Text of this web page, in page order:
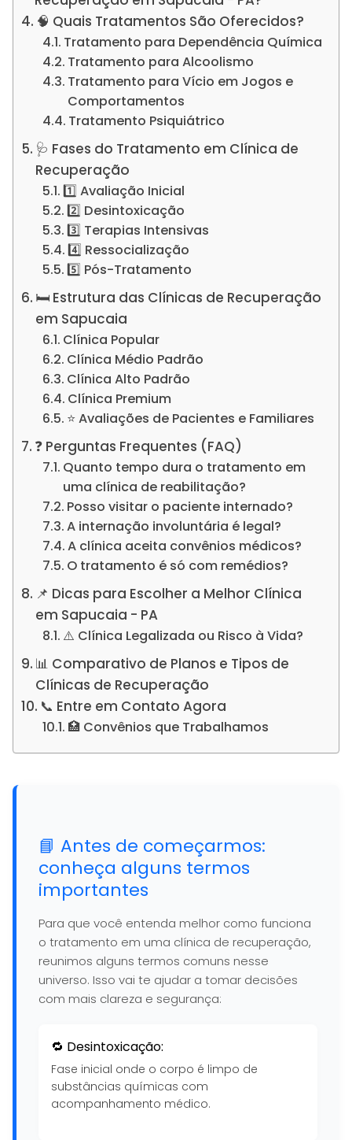
🧠 Quais Tratamentos São Oferecidos?
Tratamento para Dependência Química
Tratamento para Alcoolismo
Tratamento para Vício em Jogos e
Comportamentos
Tratamento Psiquiátrico
🩺 Fases do Tratamento em Clínica de
Recuperação
1️⃣ Avaliação Inicial
2️⃣ Desintoxicação
3️⃣ Terapias Intensivas
4️⃣ Ressocialização
5️⃣ Pós-Tratamento
🛏️ Estrutura das Clínicas de Recuperação
em Sapucaia
Clínica Popular
Clínica Médio Padrão
Clínica Alto Padrão
Clínica Premium
⭐ Avaliações de Pacientes e Familiares
❓ Perguntas Frequentes (FAQ)
Quanto tempo dura o tratamento em
uma clínica de reabilitação?
Posso visitar o paciente internado?
A internação involuntária é legal?
A clínica aceita convênios médicos?
O tratamento é só com remédios?
📌 Dicas para Escolher a Melhor Clínica
em Sapucaia - PA
⚠️ Clínica Legalizada ou Risco à Vida?
📊 Comparativo de Planos e Tipos de
Clínicas de Recuperação
📞 Entre em Contato Agora
🏥 Convênios que Trabalhamos
📘 Antes de começarmos:
conheça alguns termos
importantes
Para que você entenda melhor como funciona
o tratamento em uma clínica de recuperação,
reunimos alguns termos comuns nesse
universo. Isso vai te ajudar a tomar decisões
com mais clareza e segurança:
🔁 Desintoxicação:
Fase inicial onde o corpo é limpo de
substâncias químicas com
acompanhamento médico.